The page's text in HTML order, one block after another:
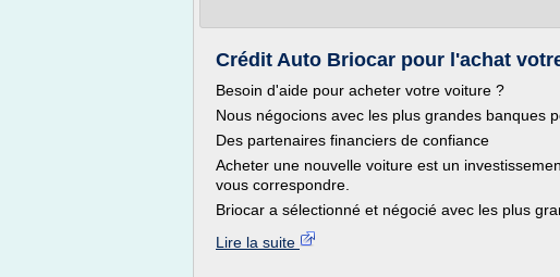
Crédit Auto Briocar pour l'achat
Besoin d'aide pour acheter votre voiture ?
Nous négocions avec les plus grandes banques
Des partenaires financiers de confiance
Acheter une nouvelle voiture est un
vous correspondre.
Briocar a sélectionné et négocié avec les plus
Lire la suite